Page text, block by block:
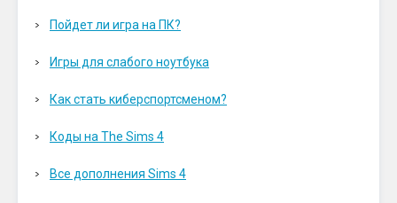
Пойдет ли игра на ПК?
Игры для слабого ноутбука
Как стать киберспортсменом?
Коды на The Sims 4
Все дополнения Sims 4